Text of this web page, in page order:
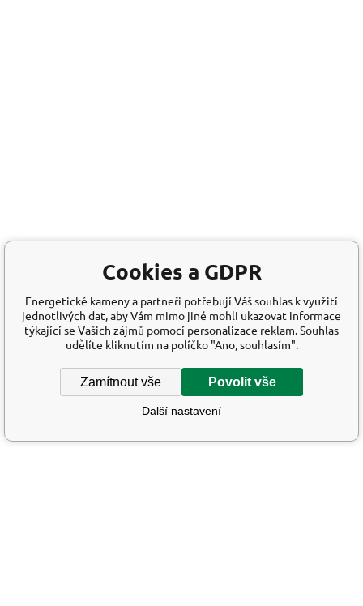
Cookies a GDPR
Energetické kameny a partneři potřebují Váš souhlas k využití
jednotlivých dat, aby Vám mimo jiné mohli ukazovat informace
týkající se Vašich zájmů pomocí personalizace reklam. Souhlas
udělíte kliknutím na políčko "Ano, souhlasím".
Zamítnout vše Povolit vše
Další nastavení